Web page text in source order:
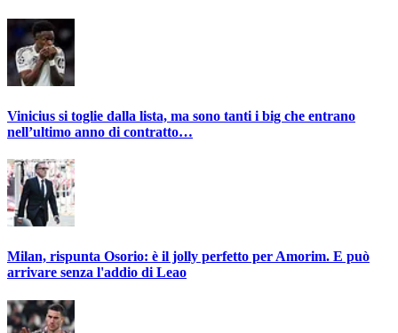
Vinicius si toglie dalla lista, ma sono tanti i big che entrano
nell’ultimo anno di contratto…
Milan, rispunta Osorio: è il jolly perfetto per Amorim. E può
arrivare senza l'addio di Leao